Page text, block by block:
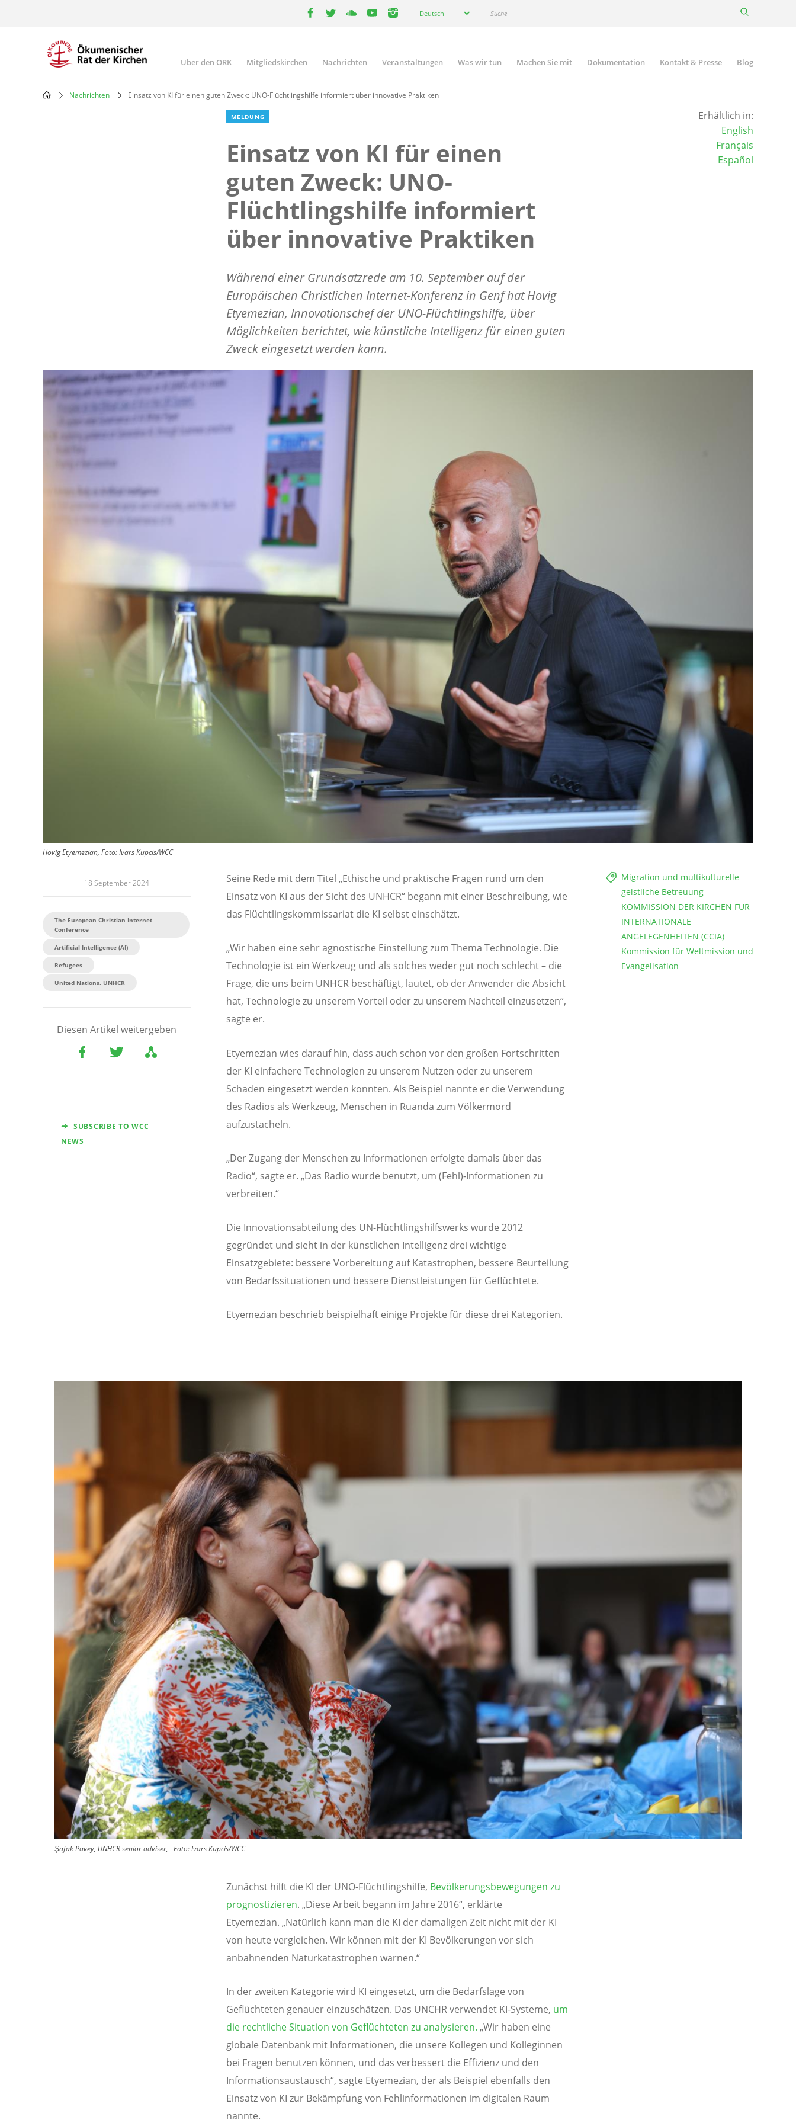
Deutsch Suche
Main
navigation
Über den ÖRK Mitgliedskirchen Nachrichten Veranstaltungen Was wir tun Machen Sie mit Dokumentation Kontakt & Presse Blog
Nachrichten Einsatz von KI für einen guten Zweck: UNO-Flüchtlingshilfe informiert über innovative Praktiken
MELDUNG
Einsatz von KI für einen
guten Zweck: UNO-
Flüchtlingshilfe informiert
über innovative Praktiken
Während einer Grundsatzrede am 10. September auf der
Europäischen Christlichen Internet-Konferenz in Genf hat Hovig
Etyemezian, Innovationschef der UNO-Flüchtlingshilfe, über
Möglichkeiten berichtet, wie künstliche Intelligenz für einen guten
Zweck eingesetzt werden kann.
Erhältlich in:
English
Français
Español
Image
Hovig Etyemezian, Foto: Ivars Kupcis/WCC
18 September 2024
The European Christian Internet
Conference
Artificial Intelligence (AI)
Refugees
United Nations. UNHCR
Diesen Artikel weitergeben
SUBSCRIBE TO WCC
NEWS
Migration und multikulturelle
geistliche Betreuung
KOMMISSION DER KIRCHEN FÜR
INTERNATIONALE
ANGELEGENHEITEN (CCIA)
Kommission für Weltmission und
Evangelisation
Seine Rede mit dem Titel „Ethische und praktische Fragen rund um den
Einsatz von KI aus der Sicht des UNHCR“ begann mit einer Beschreibung, wie
das Flüchtlingskommissariat die KI selbst einschätzt.
„Wir haben eine sehr agnostische Einstellung zum Thema Technologie. Die
Technologie ist ein Werkzeug und als solches weder gut noch schlecht – die
Frage, die uns beim UNHCR beschäftigt, lautet, ob der Anwender die Absicht
hat, Technologie zu unserem Vorteil oder zu unserem Nachteil einzusetzen“,
sagte er.
Etyemezian wies darauf hin, dass auch schon vor den großen Fortschritten
der KI einfachere Technologien zu unserem Nutzen oder zu unserem
Schaden eingesetzt werden konnten. Als Beispiel nannte er die Verwendung
des Radios als Werkzeug, Menschen in Ruanda zum Völkermord
aufzustacheln.
„Der Zugang der Menschen zu Informationen erfolgte damals über das
Radio“, sagte er. „Das Radio wurde benutzt, um (Fehl)-Informationen zu
verbreiten.“
Die Innovationsabteilung des UN-Flüchtlingshilfswerks wurde 2012
gegründet und sieht in der künstlichen Intelligenz drei wichtige
Einsatzgebiete: bessere Vorbereitung auf Katastrophen, bessere Beurteilung
von Bedarfssituationen und bessere Dienstleistungen für Geflüchtete.
Etyemezian beschrieb beispielhaft einige Projekte für diese drei Kategorien.
Şafak Pavey, UNHCR senior adviser, Foto:Ivars Kupcis/WCC
Zunächst hilft die KI der UNO-Flüchtlingshilfe, Bevölkerungsbewegungen zu
prognostizieren. „Diese Arbeit begann im Jahre 2016“, erklärte
Etyemezian. „Natürlich kann man die KI der damaligen Zeit nicht mit der KI
von heute vergleichen. Wir können mit der KI Bevölkerungen vor sich
anbahnenden Naturkatastrophen warnen.“
In der zweiten Kategorie wird KI eingesetzt, um die Bedarfslage von
Geflüchteten genauer einzuschätzen. Das UNCHR verwendet KI-Systeme, um
die rechtliche Situation von Geflüchteten zu analysieren. „Wir haben eine
globale Datenbank mit Informationen, die unsere Kollegen und Kolleginnen
bei Fragen benutzen können, und das verbessert die Effizienz und den
Informationsaustausch“, sagte Etyemezian, der als Beispiel ebenfalls den
Einsatz von KI zur Bekämpfung von Fehlinformationen im digitalen Raum
nannte.